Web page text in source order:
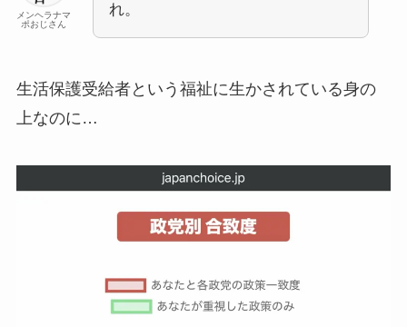
メンヘラナマ
ポおじさん
れ。
生活保護受給者という福祉に生かされている身の
上なのに…